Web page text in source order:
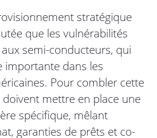
stratégique
que les vulnérabilités
semi-conducteurs, qui
importante dans les
Pour combler cette
doivent mettre en place une
spécifique, mêlant
garanties de prêts et co-